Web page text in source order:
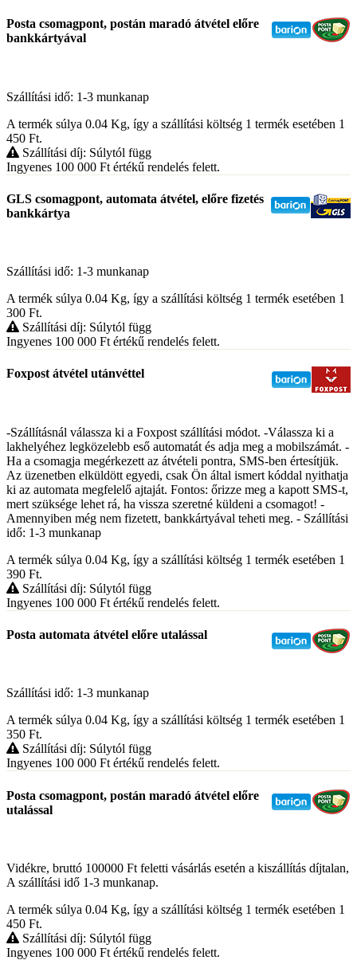
Posta csomagpont, postán maradó átvétel előre
bankkártyával
Szállítási idő: 1-3 munkanap
A termék súlya 0.04 Kg, így a szállítási költség 1 termék esetében 1
450 Ft.
Szállítási díj: Súlytól függ
Ingyenes 100 000 Ft értékű rendelés felett.
GLS csomagpont, automata átvétel, előre fizetés
bankkártya
Szállítási idő: 1-3 munkanap
A termék súlya 0.04 Kg, így a szállítási költség 1 termék esetében 1
300 Ft.
Szállítási díj: Súlytól függ
Ingyenes 100 000 Ft értékű rendelés felett.
Foxpost átvétel utánvéttel
-Szállításnál válassza ki a Foxpost szállítási módot. -Válassza ki a
lakhelyéhez legközelebb eső automatát és adja meg a mobilszámát. -
Ha a csomagja megérkezett az átvételi pontra, SMS-ben értesítjük.
Az üzenetben elküldött egyedi, csak Ön által ismert kóddal nyithatja
ki az automata megfelelő ajtaját. Fontos: őrizze meg a kapott SMS-t,
mert szüksége lehet rá, ha vissza szeretné küldeni a csomagot! -
Amennyiben még nem fizetett, bankkártyával teheti meg. - Szállítási
idő: 1-3 munkanap
A termék súlya 0.04 Kg, így a szállítási költség 1 termék esetében 1
390 Ft.
Szállítási díj: Súlytól függ
Ingyenes 100 000 Ft értékű rendelés felett.
Posta automata átvétel előre utalással
Szállítási idő: 1-3 munkanap
A termék súlya 0.04 Kg, így a szállítási költség 1 termék esetében 1
350 Ft.
Szállítási díj: Súlytól függ
Ingyenes 100 000 Ft értékű rendelés felett.
Posta csomagpont, postán maradó átvétel előre
utalással
Vidékre, bruttó 100000 Ft feletti vásárlás esetén a kiszállítás díjtalan,
A szállítási idő 1-3 munkanap.
A termék súlya 0.04 Kg, így a szállítási költség 1 termék esetében 1
450 Ft.
Szállítási díj: Súlytól függ
Ingyenes 100 000 Ft értékű rendelés felett.